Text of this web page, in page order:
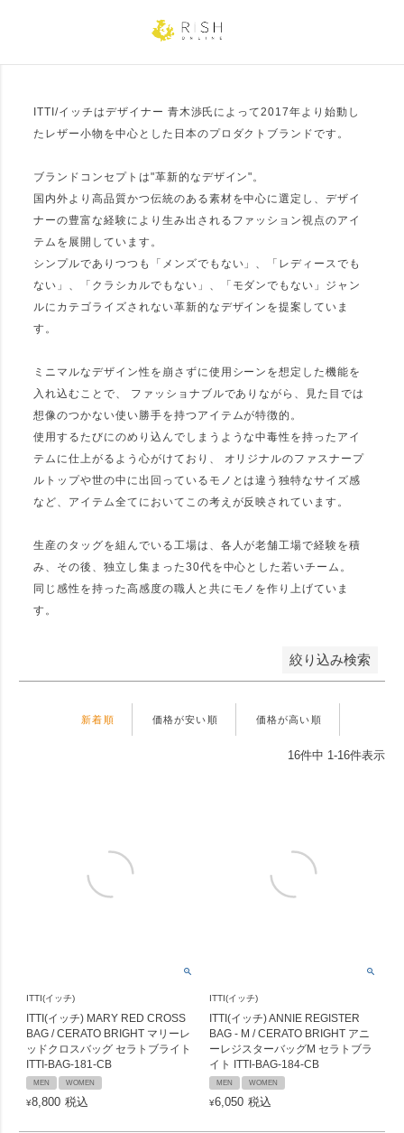
ITTI/イッチはデザイナー 青木渉氏によって2017年より始動し
たレザー小物を中心とした日本のプロダクトブランドです。
ブランドコンセプトは"革新的なデザイン"。
国内外より高品質かつ伝統のある素材を中心に選定し、デザイ
ナーの豊富な経験により生み出されるファッション視点のアイ
テムを展開しています。
シンプルでありつつも「メンズでもない」、「レディースでも
ない」、「クラシカルでもない」、「モダンでもない」ジャン
ルにカテゴライズされない革新的なデザインを提案していま
す。
ミニマルなデザイン性を崩さずに使用シーンを想定した機能を
入れ込むことで、 ファッショナブルでありながら、見た目では
想像のつかない使い勝手を持つアイテムが特徴的。
使用するたびにのめり込んでしまうような中毒性を持ったアイ
テムに仕上がるよう心がけており、 オリジナルのファスナープ
ルトップや世の中に出回っているモノとは違う独特なサイズ感
など、アイテム全てにおいてこの考えが反映されています。
生産のタッグを組んでいる工場は、各人が老舗工場で経験を積
み、その後、独立し集まった30代を中心とした若いチーム。
同じ感性を持った高感度の職人と共にモノを作り上げていま
す。
絞り込み検索
26.0cm
カラー
ホワイト ベージュ イエロー オレンジ ピンク レッド
グレー ブラック ゴールド シルバー
価格
円 〜
並び順
新着順
登録順
価格が安い順
レビュー順
キーワードヒット順
新着順 価格が安い順 価格が高い順
16件中 1-16件表示
ITTI(イッチ)
ITTI(イッチ) MARY RED CROSS
BAG / CERATO BRIGHT マリーレ
ッドクロスバッグ セラトブライト
ITTI-BAG-181-CB
MEN WOMEN
¥8,800 税込
ITTI(イッチ)
ITTI(イッチ) ANNIE REGISTER
BAG - M / CERATO BRIGHT アニ
ーレジスターバッグM セラトブラ
イト ITTI-BAG-184-CB
MEN WOMEN
¥6,050 税込